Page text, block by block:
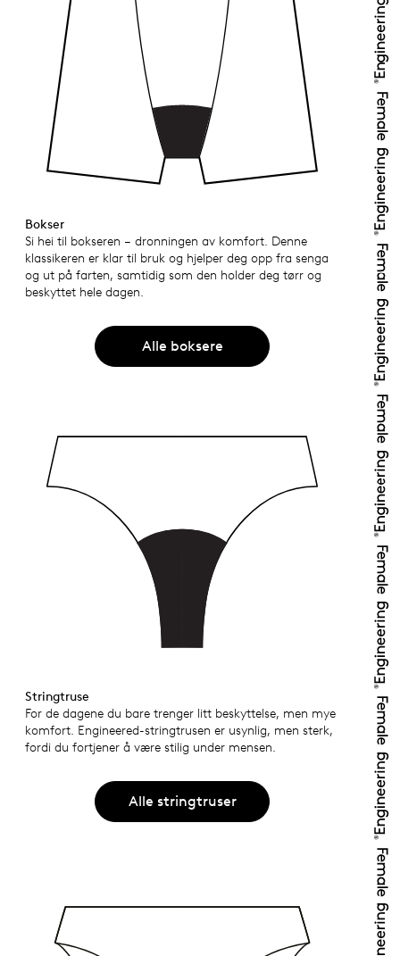
Bokser
Si hei til bokseren – dronningen av komfort. Denne
klassikeren er klar til bruk og hjelper deg opp fra senga
og ut på farten, samtidig som den holder deg tørr og
beskyttet hele dagen.
Alle boksere
Stringtruse
For de dagene du bare trenger litt beskyttelse, men mye
komfort. Engineered-stringtrusen er usynlig, men sterk,
fordi du fortjener å være stilig under mensen.
Alle stringtruser